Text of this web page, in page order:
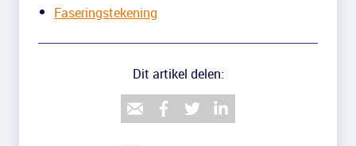
Faseringstekening
Dit artikel delen: